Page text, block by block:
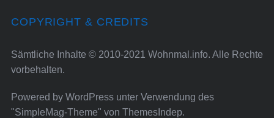
COPYRIGHT & CREDITS
Sämtliche Inhalte © 2010-2021 Wohnmal.info. Alle Rechte
vorbehalten.
Powered by WordPressunter Verwendung des
"SimpleMag-Theme" von ThemesIndep.